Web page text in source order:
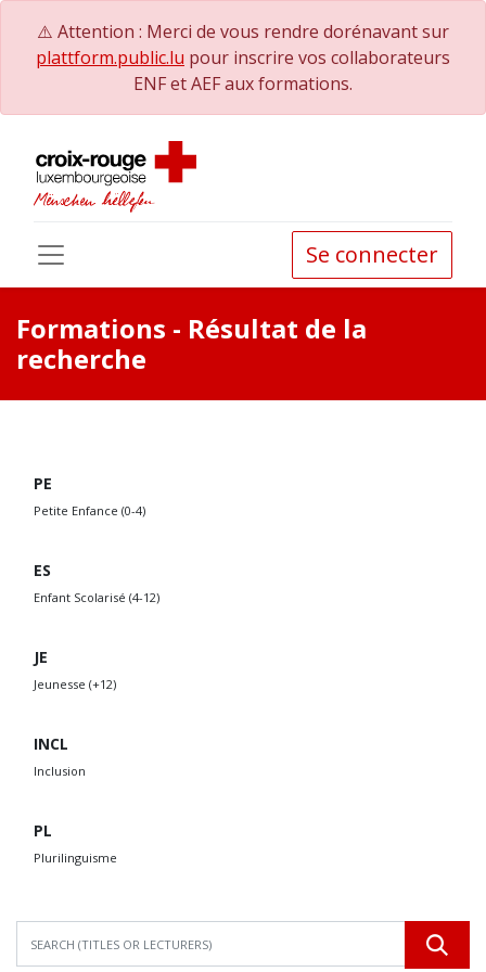
⚠️ Attention : Merci de vous rendre dorénavant sur
plattform.public.lu pour inscrire vos collaborateurs
ENF et AEF aux formations.
Se connecter
Formations - Résultat de la
recherche
PE
Petite Enfance (0-4)
ES
Enfant Scolarisé (4-12)
JE
Jeunesse (+12)
INCL
Inclusion
PL
Plurilinguisme